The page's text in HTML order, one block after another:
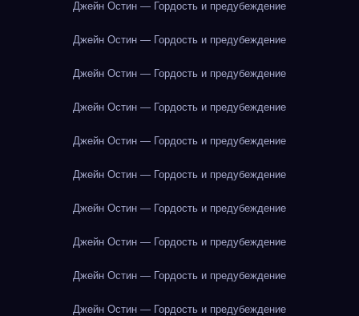
Джейн Остин — Гордость и предубеждение
Джейн Остин — Гордость и предубеждение
Джейн Остин — Гордость и предубеждение
Джейн Остин — Гордость и предубеждение
Джейн Остин — Гордость и предубеждение
Джейн Остин — Гордость и предубеждение
Джейн Остин — Гордость и предубеждение
Джейн Остин — Гордость и предубеждение
Джейн Остин — Гордость и предубеждение
Джейн Остин — Гордость и предубеждение